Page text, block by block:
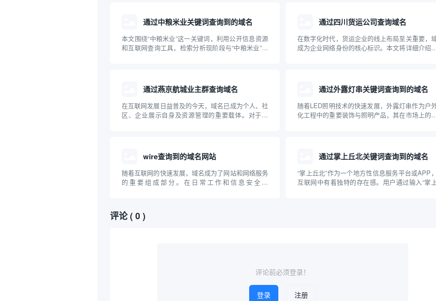
意事项进...
品牌构...
通过中粮米业关键词查询到的域名
本文围绕“中粮米业”这一关键词，利用公开信息资源
和互联网查询工具，检索分析现阶段与“中粮米业”相
通过四川货运公司查询域名
在数字化时代，货运企业的线上布局至关重要，
成为企业网络身份的核心标识。本文将详细介绍如
通过燕京航城业主群查询域名
在互联网发展日益普及的今天，域名已成为个人、社
区、企业展示自身及资源管理的重要载体。对于像
效协作开展...
通过外露灯串关键词查询到的域名
随着LED照明技术的快速发展，外露灯串作为户
化工程中的重要装饰与照明产品，其在市场上的关
到的主...
wire查询到的域名网站
随着互联网的快速发展，域名成为了网站和网络服务
的重要组成部分。在日常工作和信息安全领
域名网站”，探讨其相关工具、查询方法、应用场景
以及在...
通过掌上丘北关键词查询到的域名
“掌上丘北”作为一个地方性信息服务平台或APP
互联网中有着独特的存在感。用户通过输入“掌
评论( 0 )
评论前必须登录！
登录 注册